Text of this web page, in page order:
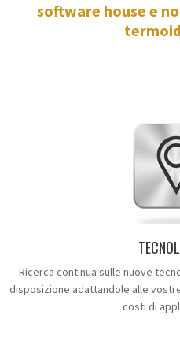
software house e
Ricerca continua sulle nuove
disposizione adattandole alle
costi di